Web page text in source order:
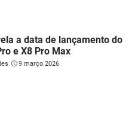
a data de lançamento do
e X8 Pro Max
9 março 2026